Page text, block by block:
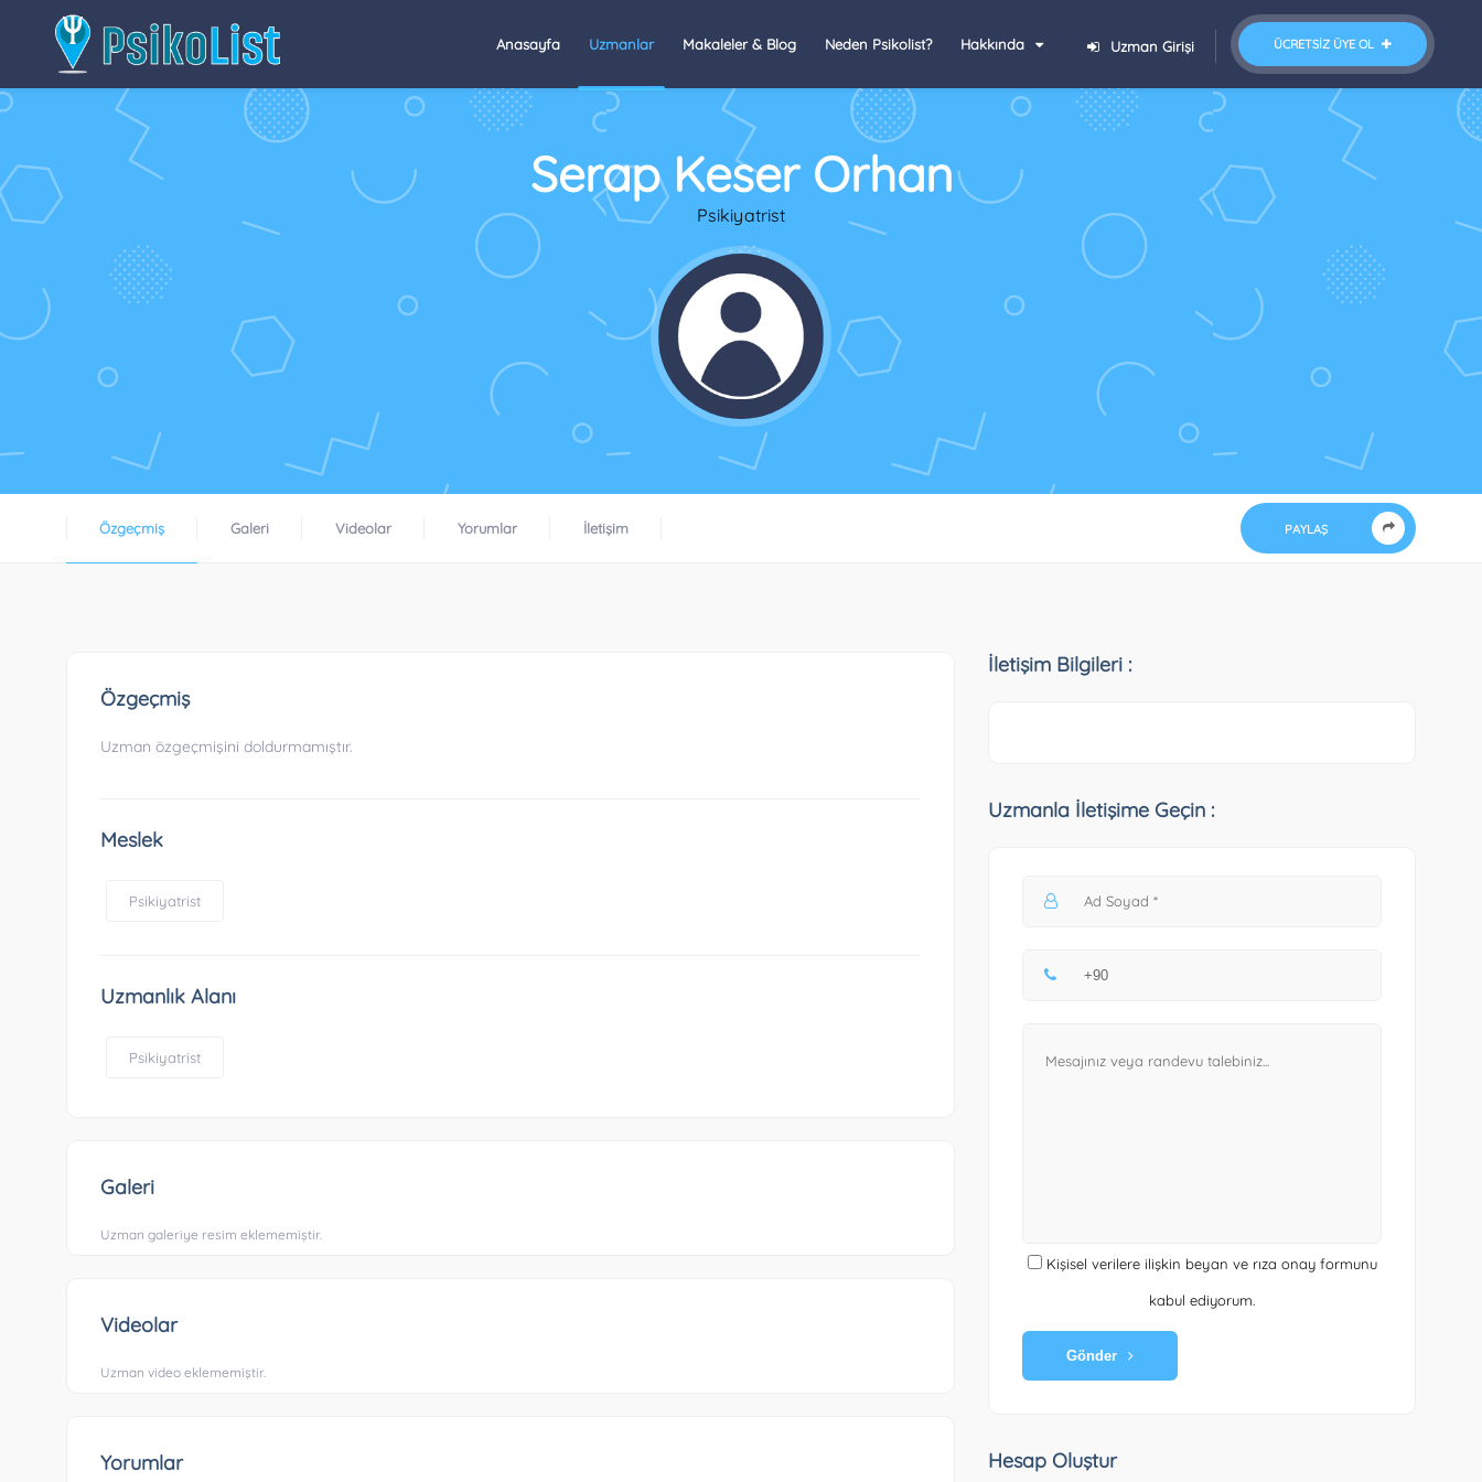
ÜCRETSIZ ÜYE OL
Uzman Girişi
Anasayfa Uzmanlar Makaleler & Blog Neden Psikolist? Hakkında
Serap Keser Orhan
Psikiyatrist
Özgeçmiş Galeri Videolar Yorumlar İletişim PAYLAŞ
Özgeçmiş
Uzman özgeçmişini doldurmamıştır.
Meslek
Psikiyatrist
Uzmanlık Alanı
Psikiyatrist
Galeri
Uzman galeriye resim eklememiştir.
Videolar
Uzman video eklememiştir.
Yorumlar
İletişim Bilgileri :
Uzmanla İletişime Geçin :
Kişisel verilere ilişkin beyan ve rıza onay formunu
kabul ediyorum.
Gönder
Hesap Oluştur